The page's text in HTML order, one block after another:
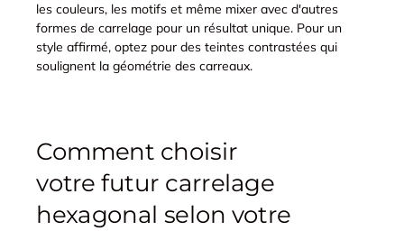
les couleurs, les motifs et même mixer avec d'autres
formes de carrelage pour un résultat unique. Pour un
style affirmé, optez pour des teintes contrastées qui
soulignent la géométrie des carreaux.
Comment choisir
votre futur carrelage
hexagonal selon votre